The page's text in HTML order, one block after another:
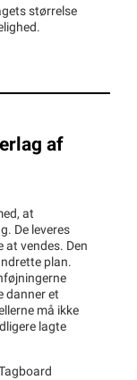
størrelse
af
at
De leveres
at vendes. Den
plan.
danner et
må ikke
lagte